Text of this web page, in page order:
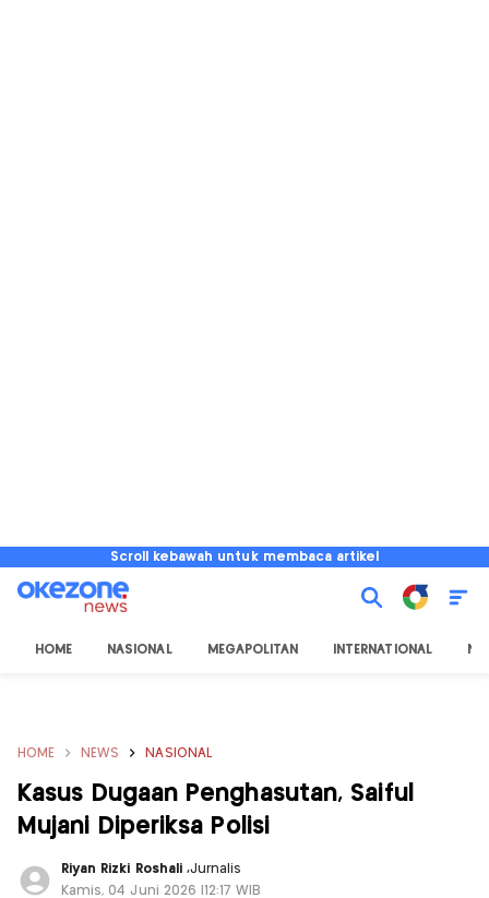
Scroll kebawah untuk membaca artikel
HOME NASIONAL MEGAPOLITAN INTERNATIONAL
HOME NEWS NASIONAL
Kasus Dugaan Penghasutan, Saiful
Mujani Diperiksa Polisi
Riyan Rizki Roshali ,Jurnalis
Kamis, 04 Juni 2026 |12:17 WIB